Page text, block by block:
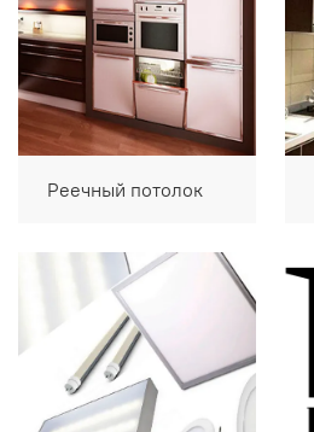
Реечный потолок